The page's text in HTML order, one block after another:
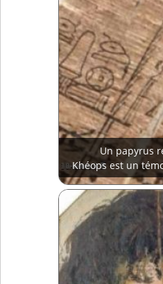
Un papyrus
Khéops est un